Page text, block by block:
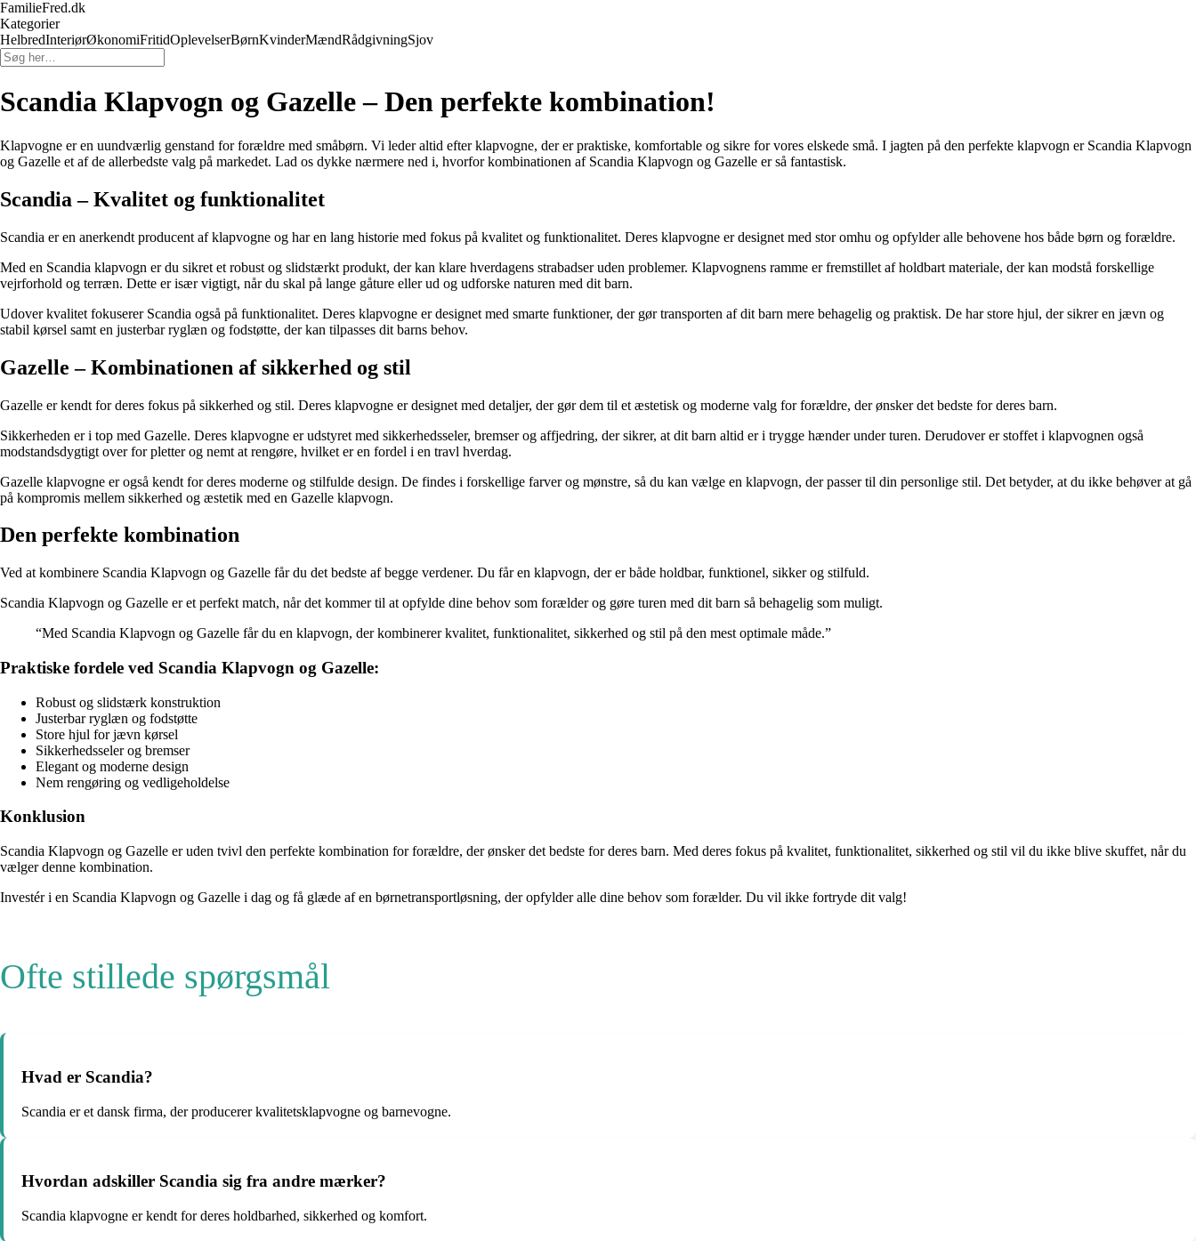
FamilieFred.dk
Kategorier
HelbredInteriørØkonomiFritidOplevelserBørnKvinderMændRådgivningSjov
Scandia Klapvogn og Gazelle – Den perfekte kombination!
Klapvogne er en uundværlig genstand for forældre med småbørn. Vi leder altid efter klapvogne, der er praktiske, komfortable og sikre for vores elskede små. I jagten på den perfekte klapvogn er Scandia Klapvogn
og Gazelle et af de allerbedste valg på markedet. Lad os dykke nærmere ned i, hvorfor kombinationen af Scandia Klapvogn og Gazelle er så fantastisk.
Scandia – Kvalitet og funktionalitet
Scandia er en anerkendt producent af klapvogne og har en lang historie med fokus på kvalitet og funktionalitet. Deres klapvogne er designet med stor omhu og opfylder alle behovene hos både børn og forældre.
Med en Scandia klapvogn er du sikret et robust og slidstærkt produkt, der kan klare hverdagens strabadser uden problemer. Klapvognens ramme er fremstillet af holdbart materiale, der kan modstå forskellige
vejrforhold og terræn. Dette er især vigtigt, når du skal på lange gåture eller ud og udforske naturen med dit barn.
Udover kvalitet fokuserer Scandia også på funktionalitet. Deres klapvogne er designet med smarte funktioner, der gør transporten af dit barn mere behagelig og praktisk. De har store hjul, der sikrer en jævn og
stabil kørsel samt en justerbar ryglæn og fodstøtte, der kan tilpasses dit barns behov.
Gazelle – Kombinationen af sikkerhed og stil
Gazelle er kendt for deres fokus på sikkerhed og stil. Deres klapvogne er designet med detaljer, der gør dem til et æstetisk og moderne valg for forældre, der ønsker det bedste for deres barn.
Sikkerheden er i top med Gazelle. Deres klapvogne er udstyret med sikkerhedsseler, bremser og affjedring, der sikrer, at dit barn altid er i trygge hænder under turen. Derudover er stoffet i klapvognen også
modstandsdygtigt over for pletter og nemt at rengøre, hvilket er en fordel i en travl hverdag.
Gazelle klapvogne er også kendt for deres moderne og stilfulde design. De findes i forskellige farver og mønstre, så du kan vælge en klapvogn, der passer til din personlige stil. Det betyder, at du ikke behøver at gå
på kompromis mellem sikkerhed og æstetik med en Gazelle klapvogn.
Den perfekte kombination
Ved at kombinere Scandia Klapvogn og Gazelle får du det bedste af begge verdener. Du får en klapvogn, der er både holdbar, funktionel, sikker og stilfuld.
Scandia Klapvogn og Gazelle er et perfekt match, når det kommer til at opfylde dine behov som forælder og gøre turen med dit barn så behagelig som muligt.
“Med Scandia Klapvogn og Gazelle får du en klapvogn, der kombinerer kvalitet, funktionalitet, sikkerhed og stil på den mest optimale måde.”
Praktiske fordele ved Scandia Klapvogn og Gazelle:
Robust og slidstærk konstruktion
Justerbar ryglæn og fodstøtte
Store hjul for jævn kørsel
Sikkerhedsseler og bremser
Elegant og moderne design
Nem rengøring og vedligeholdelse
Konklusion
Scandia Klapvogn og Gazelle er uden tvivl den perfekte kombination for forældre, der ønsker det bedste for deres barn. Med deres fokus på kvalitet, funktionalitet, sikkerhed og stil vil du ikke blive skuffet, når du
vælger denne kombination.
Investér i en Scandia Klapvogn og Gazelle i dag og få glæde af en børnetransportløsning, der opfylder alle dine behov som forælder. Du vil ikke fortryde dit valg!
Ofte stillede spørgsmål
Hvad er Scandia?
Scandia er et dansk firma, der producerer kvalitetsklapvogne og barnevogne.
Hvordan adskiller Scandia sig fra andre mærker?
Scandia klapvogne er kendt for deres holdbarhed, sikkerhed og komfort.